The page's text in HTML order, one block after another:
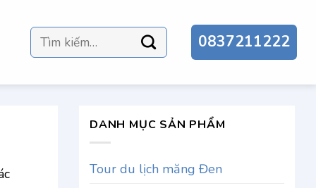
Tìm
kiếm:
0837211222
DANH MỤC SẢN PHẨM
Tour du lịch măng Đen